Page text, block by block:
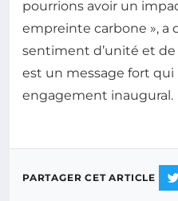
pourrions avoir un
empreinte carbone », a
sentiment d’unité et
est un message fort
engagement inaugural.
PARTAGER CET ARTICLE